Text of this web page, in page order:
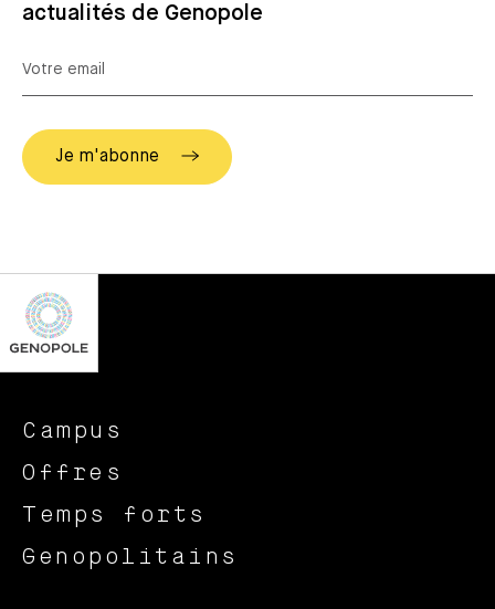
actualités de Genopole
Campus
Offres
Temps forts
Genopolitains